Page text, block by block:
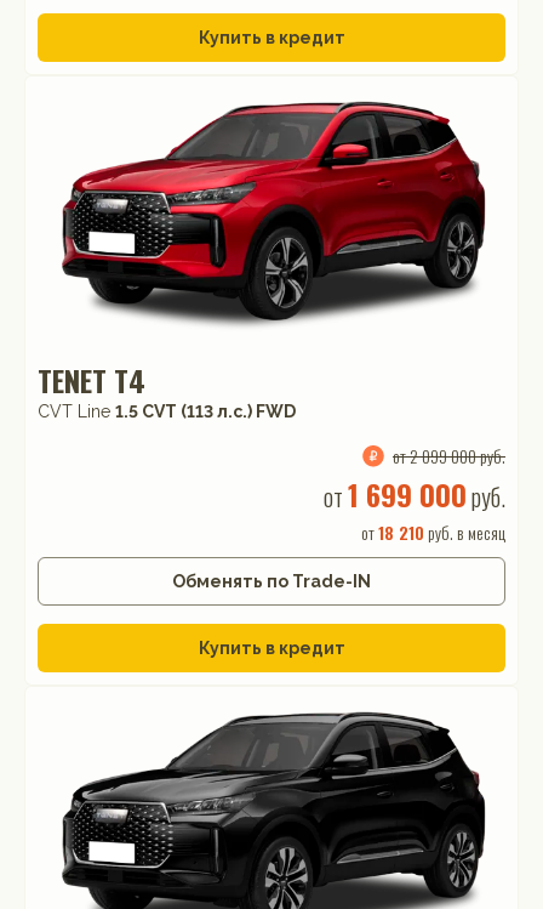
Купить в кредит
TENET T4
CVT Line 1.5 CVT (113 л.с.) FWD
от 2 099 000 руб.
от1 699 000руб.
от18 210 руб. в месяц
Обменять по Trade-IN
Купить в кредит